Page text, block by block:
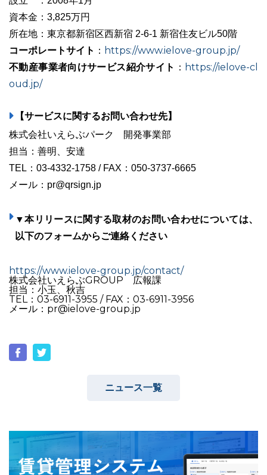
資本金：3,825万円
所在地：東京都新宿区西新宿 2-6-1 新宿住友ビル50階
コーポレートサイト ： https://www.ielove-group.jp/
不動産事業者向けサービス紹介サイト
： https://ielove-cl
oud.jp/
【サービスに関するお問い合わせ先】
株式会社いえらぶパーク 開発事業部
担当：善明、安達
TEL：03-4332-1758 / FAX：050-3737-6665
メール：pr@qrsign.jp
▼本リリースに関する取材のお問い合わせについては、
以下のフォームからご連絡ください
https://www.ielove-group.jp/contact/
株式会社いえらぶGROUP 広報課
担当：小玉、秋吉
TEL：03-6911-3955 / FAX：03-6911-3956
メール：pr@ielove-group.jp
ニュース一覧